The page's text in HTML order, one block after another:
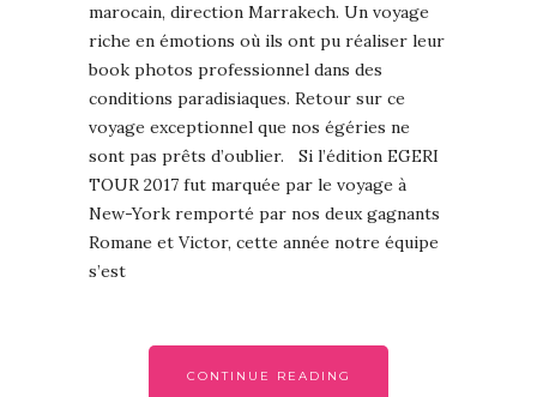
marocain, direction Marrakech. Un voyage
riche en émotions où ils ont pu réaliser leur
book photos professionnel dans des
conditions paradisiaques. Retour sur ce
voyage exceptionnel que nos égéries ne
sont pas prêts d’oublier. Si l’édition EGERI
TOUR 2017 fut marquée par le voyage à
New-York remporté par nos deux gagnants
Romane et Victor, cette année notre équipe
s’est
CONTINUE READING